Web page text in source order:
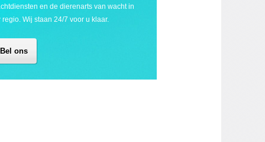
en de dierenarts van wacht in
regio. Wij staan 24/7 voor u klaar.
Bel ons